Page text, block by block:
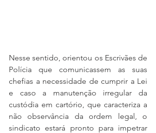
Nesse sentido, orientou os Escrivães de
Polícia que comunicassem as suas
chefias a necessidade de cumprir a Lei
e caso a manutenção irregular da
custódia em cartório, que caracteriza a
não observância da ordem legal, o
sindicato estará pronto para impetrar